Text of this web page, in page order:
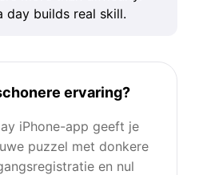
day builds real skill.
ervaring?
iPhone-app geeft je
puzzel met donkere
en nul